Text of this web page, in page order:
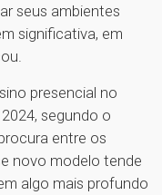
seus ambientes
significativa, em
presencial no
segundo o
entre os
novo modelo tende
algo mais profundo